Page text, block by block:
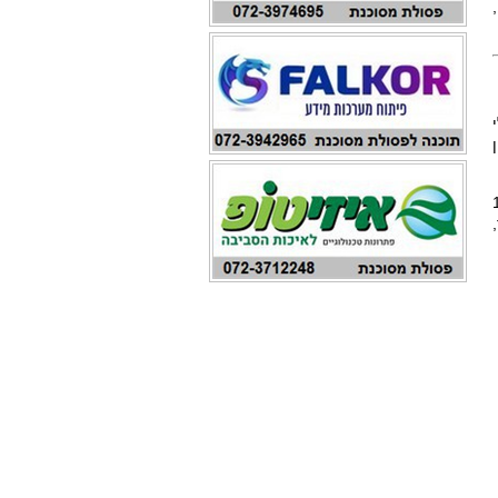
הוא 12